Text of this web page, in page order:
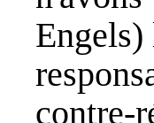
Engels)
contre-